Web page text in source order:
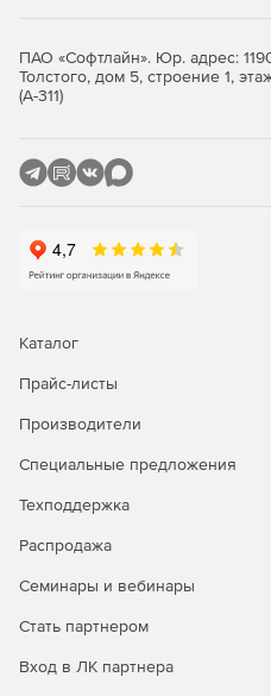
ПАО «Софтлайн». Юр. адрес:
Толстого, дом 5, строение 1,
(А-311)
Каталог
Прайс-листы
Производители
Специальные предложения
Техподдержка
Распродажа
Семинары и вебинары
Стать партнером
Вход в ЛК партнера